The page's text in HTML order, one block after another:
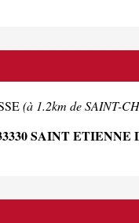
(à 1.2km de SAINT-
SAINT ETIENNE